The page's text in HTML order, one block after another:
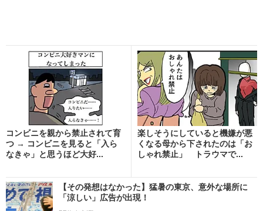
コンビニを親から禁止されて育
つ → コンビニを見ると「入ら
なきゃ」と思うほど大好...
楽しそうにしていると機嫌が悪
くなる母から下されたのは「お
しゃれ禁止」 トラウマで...
【その発想はなかった】猛暑の東京、意外な場所に
「涼しい」広告が出現！